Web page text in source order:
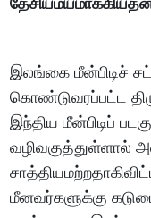
இலங்கை மீன்பிடிச்
கொண்டுவரப்பட்ட
இந்திய மீன்பிடிப்
வழிவகுத்துள்ளால்
மீனவர்களுக்கு